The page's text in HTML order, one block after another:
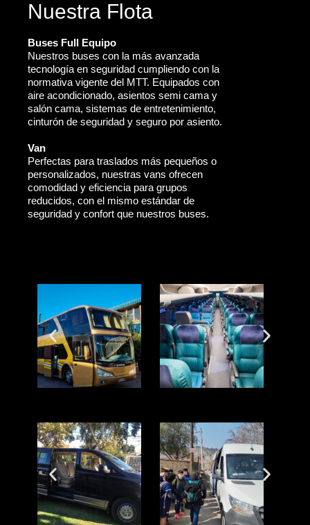
Nuestra Flota
Buses Full Equipo
Nuestros buses con la más avanzada
tecnología en seguridad cumpliendo con la
normativa vigente del MTT. Equipados con
aire acondicionado, asientos semi cama y
salón cama, sistemas de entretenimiento,
cinturón de seguridad y seguro por asiento.
Van
Perfectas para traslados más pequeños o
personalizados, nuestras vans ofrecen
comodidad y eficiencia para grupos
reducidos, con el mismo estándar de
seguridad y confort que nuestros buses.